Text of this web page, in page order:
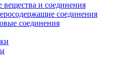
вещества и соединения
соединения
соединения